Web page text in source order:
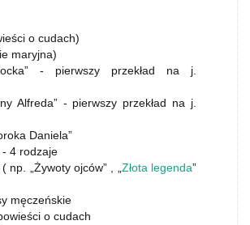
o cudach)
maryjna)
- pierwszy przekład na j.
Alfreda” - pierwszy przekład na j.
Daniela”
4 rodzaje
np. „Żywoty ojców” , „ Złota legenda”
męczeńskie
o cudach